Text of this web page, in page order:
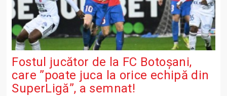
Fostul jucător de la FC Botoșani,
care ”poate juca la orice echipă din
SuperLigă”, a semnat!